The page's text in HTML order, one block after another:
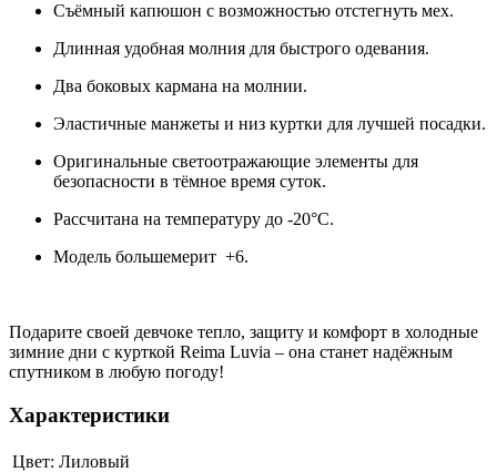
Съёмный капюшон с возможностью отстегнуть мех.
Длинная удобная молния для быстрого одевания.
Два боковых кармана на молнии.
Эластичные манжеты и низ куртки для лучшей посадки.
Оригинальные светоотражающие элементы для
безопасности в тёмное время суток.
Рассчитана на температуру до -20°C.
Модель большемерит +6.
Подарите своей девчоке тепло, защиту и комфорт в холодные
зимние дни с курткой Reima Luvia – она станет надёжным
спутником в любую погоду!
Характеристики
Цвет: Лиловый